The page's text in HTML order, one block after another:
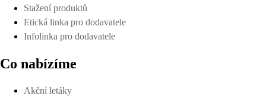
Stažení produktů
Etická linka pro dodavatele
Infolinka pro dodavatele
Co nabízíme
Akční letáky